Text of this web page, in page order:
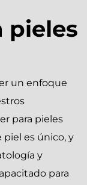
pieles
un enfoque
para pieles
es único, y
y
para